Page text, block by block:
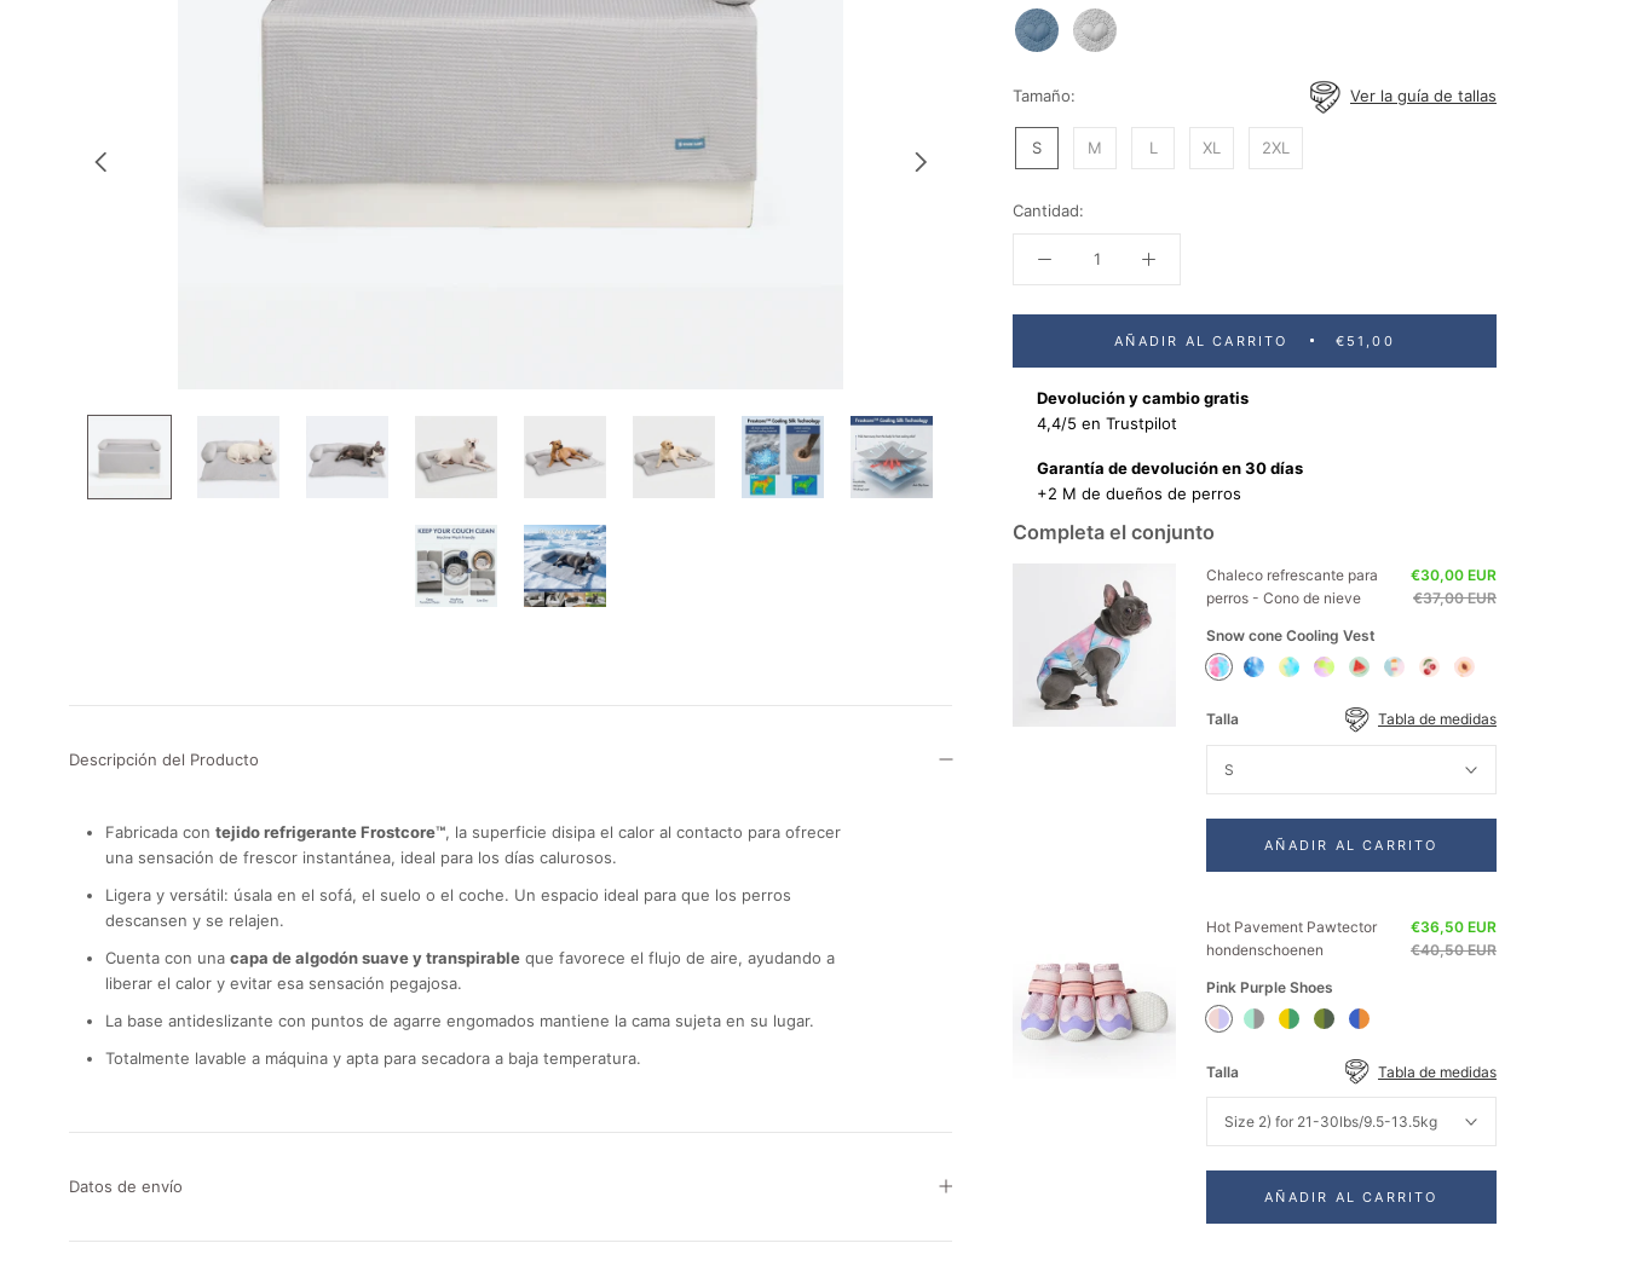
Hearts
Ash
Hearts
Grey
Tamaño: Ver la guía de tallas
S M L XL 2XL
Cantidad:
AÑADIR AL CARRITO €51,00
Devolución y cambio gratis
4,4/5 en Trustpilot
Garantía de devolución en 30 días
+2 M de dueños de perros
Completa el conjunto
Chaleco refrescante para
perros - Cono de nieve
€30,00 EUR
€37,00 EUR
Snow cone Cooling Vest
Snow
Cooling
Ice
TropicNeon
Cooling
Watermelon
Vest
Popsicle
Vest
Cherries
Vest
Peaches
Vest
Talla Tabla de medidas
S
AÑADIR AL CARRITO
Hot Pavement Pawtector
hondenschoenen
€36,50 EUR
€40,50 EUR
Pink Purple Shoes
Pink
Shoes
Teal
GreenGreenOrange
Shoes
Talla Tabla de medidas
Size 2) for 21-30lbs/9.5-13.5kg
AÑADIR AL CARRITO
Descripción del Producto
Fabricada con tejido refrigerante Frostcore™, la superficie disipa el calor al contacto para ofrecer
una sensación de frescor instantánea, ideal para los días calurosos.
Ligera y versátil: úsala en el sofá, el suelo o el coche. Un espacio ideal para que los perros
descansen y se relajen.
Cuenta con una capa de algodón suave y transpirable que favorece el flujo de aire, ayudando a
liberar el calor y evitar esa sensación pegajosa.
La base antideslizante con puntos de agarre engomados mantiene la cama sujeta en su lugar.
Totalmente lavable a máquina y apta para secadora a baja temperatura.
Datos de envío